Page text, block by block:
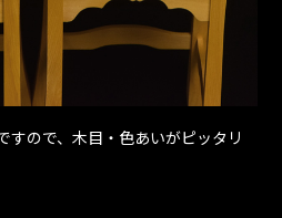
すので、木目・色あいがピッタリ